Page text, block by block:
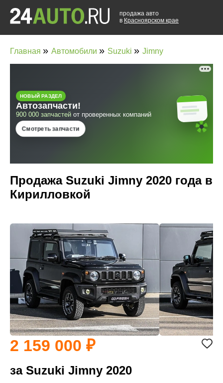
продажа авто
в Красноярском крае
Главная » Автомобили » Suzuki » Jimny
Продажа Suzuki Jimny 2020 года в
Кирилловкой
2 159 000
за Suzuki Jimny 2020